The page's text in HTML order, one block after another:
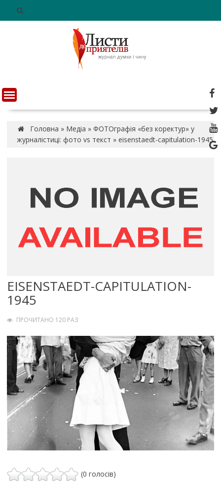
n
t
Головна » Медіа » ФОТОграфія «без коректур» у
журналістиці: фото vs текст » eisenstaedt-capitulation-1945
EISENSTAEDT-CAPITULATION-
1945
ПРОЧИТАНО 120 РАЗ
(0 голосів)